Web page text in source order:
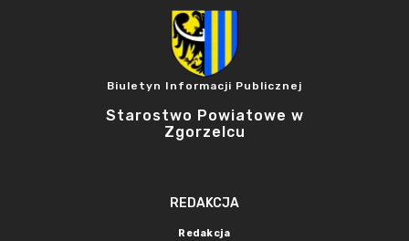
Biuletyn Informacji Publicznej
Starostwo Powiatowe w
Zgorzelcu
REDAKCJA
Redakcja